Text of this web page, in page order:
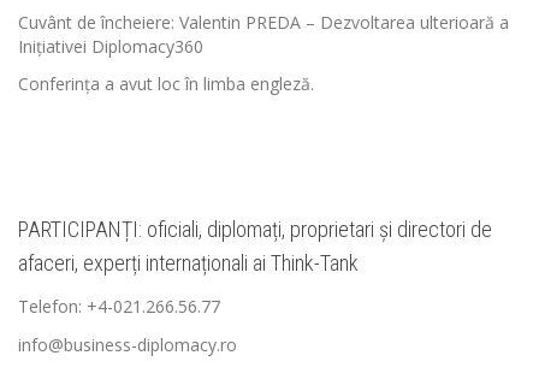
Cuvânt de încheiere: Valentin PREDA – Dezvoltarea ulterioară a
Inițiativei Diplomacy360
Conferința a avut loc în limba engleză.
PARTICIPANȚI: oficiali, diplomați, proprietari și directori de
afaceri, experți internaționali ai Think-Tank
Telefon: +4-021.266.56.77
info@business-diplomacy.ro